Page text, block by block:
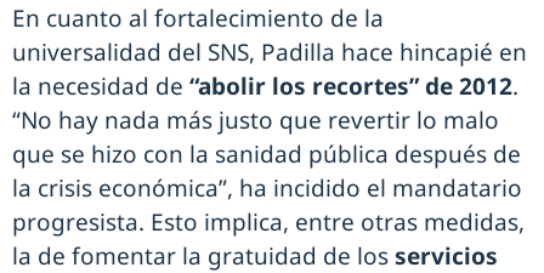
En cuanto al fortalecimiento de la
universalidad del SNS, Padilla hace hincapié en
la necesidad de “abolir los recortes” de 2012.
“No hay nada más justo que revertir lo malo
que se hizo con la sanidad pública después de
la crisis económica”, ha incidido el mandatario
progresista. Esto implica, entre otras medidas,
la de fomentar la gratuidad de losservicios